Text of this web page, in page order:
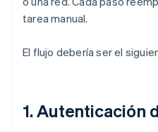
tarea manual.
El flujo debería ser el
1. Autenticación